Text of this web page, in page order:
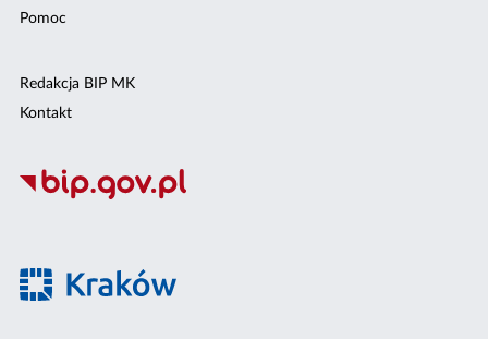
Pomoc
Redakcja BIP MK
Kontakt